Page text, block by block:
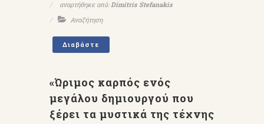
αναρτήθηκε από:Dimitris Stefanakis
Αναζήτηση
Διαβάστε
«Ώριμος καρπός ενός
μεγάλου δημιουργού που
ξέρει τα μυστικά της τέχνης